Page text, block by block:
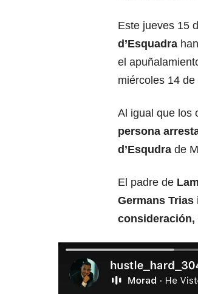
Este jueves 15
d’Esquadra
el
miércoles 14 de
Al igual que los
persona
d’Esqudra de
El padre de
Germans Trias
consideración,